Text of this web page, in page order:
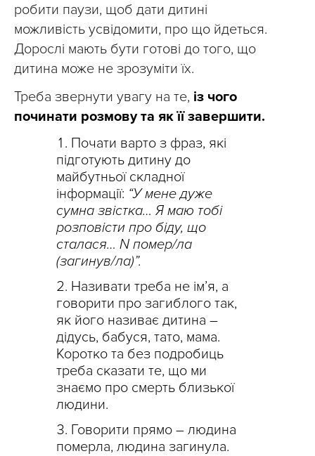
робити паузи, щоб дати дитині
можливість усвідомити, про що йдеться.
Дорослі мають бути готові до того, що
дитина може не зрозуміти їх.
Треба звернути увагу на те, із чого
починати розмову та як її завершити.
Почати варто з фраз, які
підготують дитину до
майбутньої складної
інформації: “У мене дуже
сумна звістка… Я маю тобі
розповісти про біду, що
сталася… N помер/ла
(загинув/ла)”.
Називати треба не ім’я, а
говорити про загиблого так,
як його називає дитина –
дідусь, бабуся, тато, мама.
Коротко та без подробиць
треба сказати те, що ми
знаємо про смерть близької
людини.
Говорити прямо – людина
померла, людина загинула.